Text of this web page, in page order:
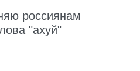
россиянам
"ахуй"